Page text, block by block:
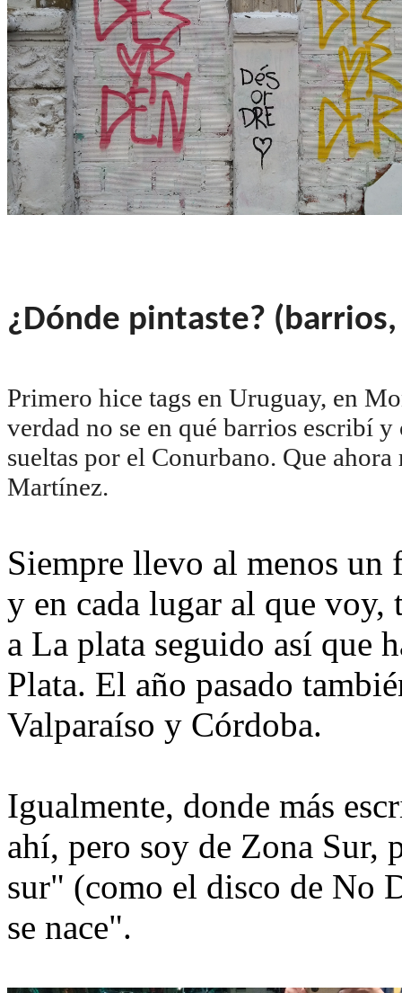
¿Dónde pintaste?
Primero hice tags en Uruguay, en
verdad no se en qué barrios escribí
sueltas por el Conurbano. Que
Martínez.
Siempre llevo al menos
y en cada lugar al que voy,
a La plata seguido así que
Plata. El año pasado
Valparaíso y Córdoba.
Igualmente, donde más
ahí, pero soy de Zona Sur,
sur" (como el disco de No
se nace".